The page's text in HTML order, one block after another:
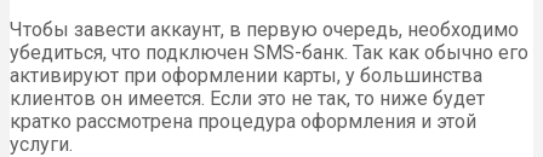
Чтобы завести аккаунт, в первую очередь, необходимо
убедиться, что подключен SMS-банк. Так как обычно его
активируют при оформлении карты, у большинства
клиентов он имеется. Если это не так, то ниже будет
кратко рассмотрена процедура оформления и этой
услуги.